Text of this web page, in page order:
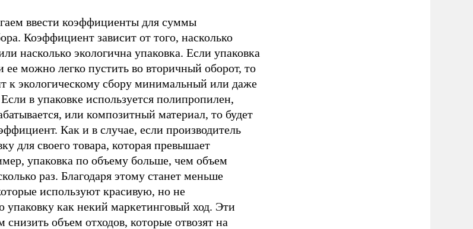
ввести коэффициенты для суммы
Коэффициент зависит от того, насколько
насколько экологична упаковка. Если упаковка
ее можно легко пустить во вторичный оборот, то
к экологическому сбору минимальный или даже
в упаковке используется полипропилен,
или композитный материал, то будет
Как и в случае, если производитель
для своего товара, которая превышает
упаковка по объему больше, чем объем
раз. Благодаря этому станет меньше
используют красивую, но не
упаковку как некий маркетинговый ход. Эти
снизить объем отходов, которые отвозят на